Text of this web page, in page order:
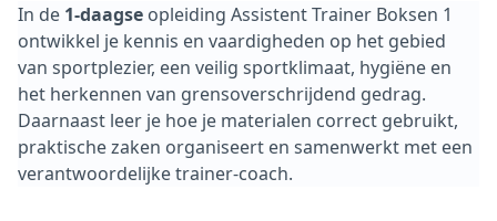
In de 1-daagse opleiding Assistent Trainer Boksen 1
ontwikkel je kennis en vaardigheden op het gebied
van sportplezier, een veilig sportklimaat, hygiëne en
het herkennen van grensoverschrijdend gedrag.
Daarnaast leer je hoe je materialen correct gebruikt,
praktische zaken organiseert en samenwerkt met een
verantwoordelijke trainer-coach.